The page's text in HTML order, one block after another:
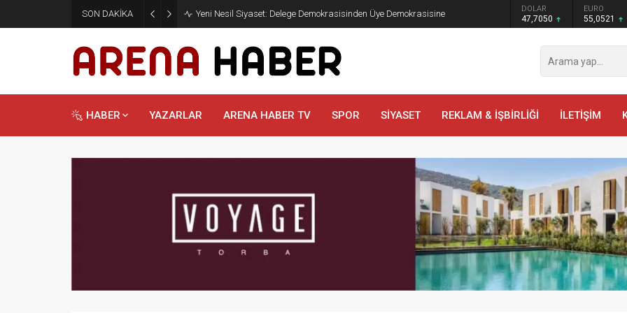
SON DAKİKA Yeni Nesil Siyaset: Delege Demokrasisinden Üye Demokrasisine DOLAR
47,7050
EURO
55,0521
HABER YAZARLAR ARENA HABER TV SPOR SİYASET REKLAM & İŞBİRLİĞİ İLETİŞİM